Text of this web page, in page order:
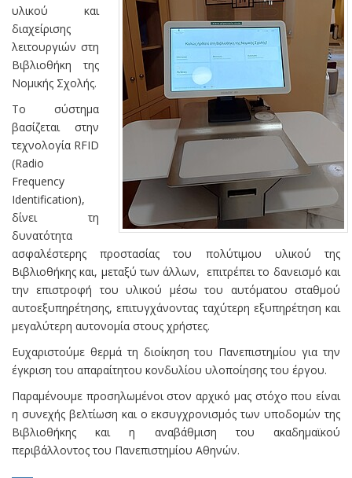
υλικού και
διαχείρισης
λειτουργιών στη
Βιβλιοθήκη της
Νομικής Σχολής.
Το σύστημα
βασίζεται στην
τεχνολογία RFID
(Radio
Frequency
Identification),
δίνει τη
δυνατότητα
ασφαλέστερης προστασίας του πολύτιμου υλικού της
Βιβλιοθήκης και, μεταξύ των άλλων, επιτρέπει το δανεισμό και
την επιστροφή του υλικού μέσω του αυτόματου σταθμού
αυτοεξυπηρέτησης, επιτυγχάνοντας ταχύτερη εξυπηρέτηση και
μεγαλύτερη αυτονομία στους χρήστες.
Ευχαριστούμε θερμά τη διοίκηση του Πανεπιστημίου για την
έγκριση του απαραίτητου κονδυλίου υλοποίησης του έργου.
Παραμένουμε προσηλωμένοι στον αρχικό μας στόχο που είναι
η συνεχής βελτίωση και ο εκσυγχρονισμός των υποδομών της
Βιβλιοθήκης και η αναβάθμιση του ακαδημαϊκού
περιβάλλοντος του Πανεπιστημίου Αθηνών.